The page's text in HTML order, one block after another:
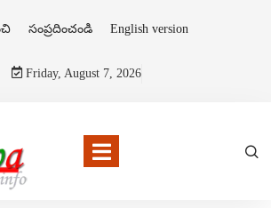
సంప్రదించండి English version
Friday, August 7, 2026